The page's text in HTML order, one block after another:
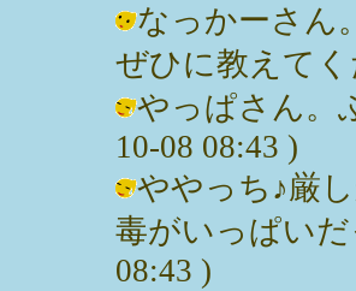
なっかーさん
ぜひに教えてく
やっぱさん。
10-08 08:43 )
ややっち♪厳
毒がいっぱい
08:43 )